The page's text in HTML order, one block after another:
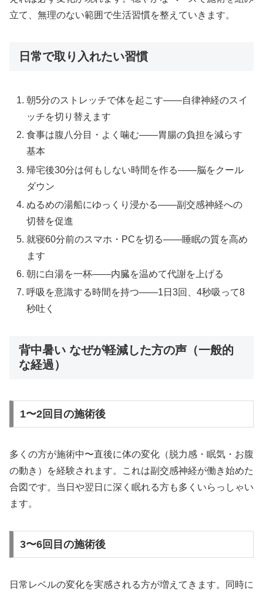
立て、無理のない範囲で生活習慣を整えていきます。
日常で取り入れたい習慣
朝5分のストレッチで体を起こす——自律神経のスイ
ッチを切り替えます
食事は腹八分目・よく噛む——胃腸の負担を減らす
基本
帰宅後30分は何もしない時間を作る——脳をクール
ダウン
ぬるめの湯船にゆっくり浸かる——副交感神経への
切替を促進
就寝60分前のスマホ・PCを切る——睡眠の質を高め
ます
朝に白湯を一杯——内臓を温めて代謝を上げる
呼吸を意識する時間を持つ——1日3回、4秒吸って8
秒吐く
背中暑い なぜが軽減した方の声（一般的
な経過）
1〜2回目の施術後
多くの方が施術中〜直後に体の変化（脱力感・眠気・お腹
の動き）を経験されます。これは副交感神経が働き始めた
合図です。当日や翌日に深く眠れる方も多くいらっしゃい
ます。
3〜6回目の施術後
日常レベルの変化を実感される方が増えてきます。同時に